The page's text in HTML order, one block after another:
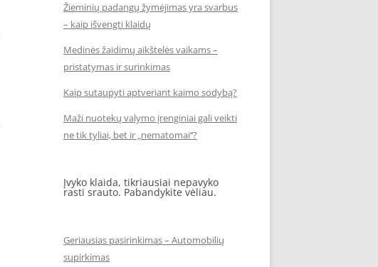
Žieminių padangų žymėjimas yra svarbus
– kaip išvengti klaidų
Medinės žaidimų aikštelės vaikams –
pristatymas ir surinkimas
Kaip sutaupyti aptveriant kaimo sodybą?
Maži nuotekų valymo įrenginiai gali veikti
ne tik tyliai, bet ir „nematomai‘‘?
Įvyko klaida, tikriausiai nepavyko
rasti srauto. Pabandykite vėliau.
Geriausias pasirinkimas – Automobilių
supirkimas